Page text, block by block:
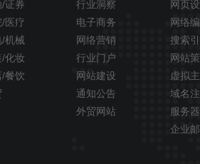
证券
/医疗
/机械
/化妆
餐饮
行业洞察
电子商务
网络营销
行业门户
网站建设
通知公告
外贸网站
网页
网络
搜索
网站
虚拟
域名
服务器
企业